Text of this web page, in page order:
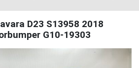
D23 S13958 2018
G10-19303